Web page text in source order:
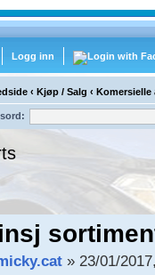
Logg inn
‹ Kjøp / Salg ‹ Komersielle
» 23/01/